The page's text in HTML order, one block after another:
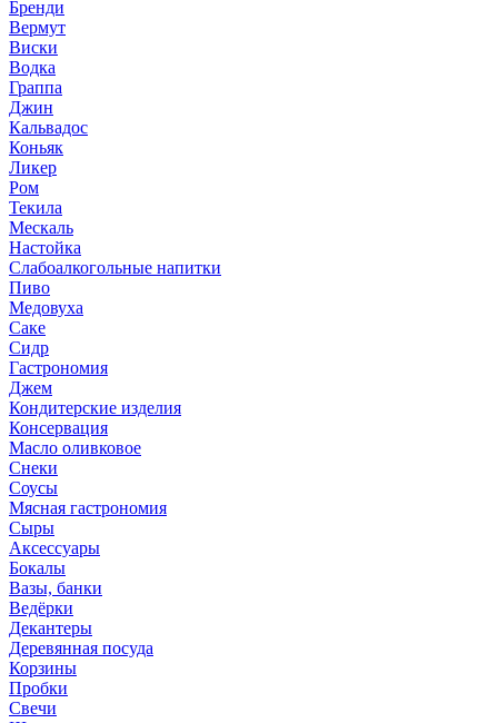
Бренди
Вермут
Виски
Водка
Граппа
Джин
Кальвадос
Коньяк
Ликер
Ром
Текила
Мескаль
Настойка
Слабоалкогольные напитки
Пиво
Медовуха
Саке
Сидр
Гастрономия
Джем
Кондитерские изделия
Консервация
Масло оливковое
Снеки
Соусы
Мясная гастрономия
Сыры
Аксессуары
Бокалы
Вазы, банки
Ведёрки
Декантеры
Деревянная посуда
Корзины
Пробки
Свечи